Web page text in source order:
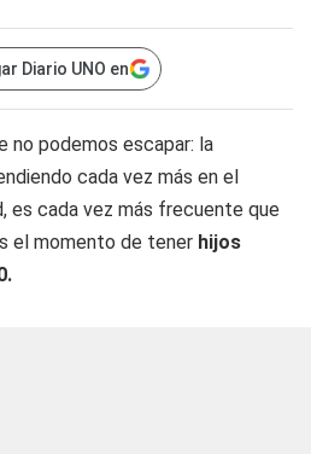
Diario UNO en
no podemos escapar: la
cada vez más en el
es cada vez más frecuente que
el momento de tener hijos